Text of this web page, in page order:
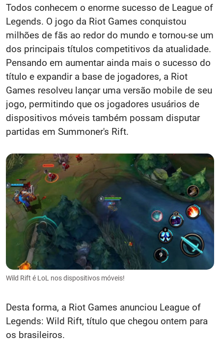
Todos conhecem o enorme sucesso de League of
Legends. O jogo da Riot Games conquistou
milhões de fãs ao redor do mundo e tornou-se um
dos principais títulos competitivos da atualidade.
Pensando em aumentar ainda mais o sucesso do
título e expandir a base de jogadores, a Riot
Games resolveu lançar uma versão mobile de seu
jogo, permitindo que os jogadores usuários de
dispositivos móveis também possam disputar
partidas em Summoner's Rift.
Wild Rift é LoL nos dispositivos móveis!
Desta forma, a Riot Games anunciou League of
Legends: Wild Rift, título que chegou ontem para
os brasileiros.